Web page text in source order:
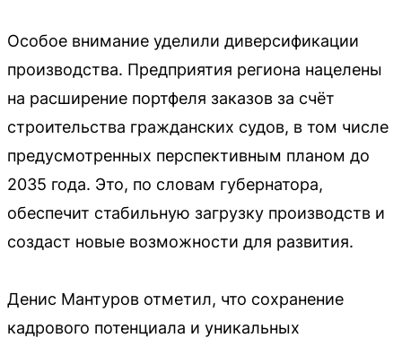
Особое внимание уделили диверсификации
производства. Предприятия региона нацелены
на расширение портфеля заказов за счёт
строительства гражданских судов, в том числе
предусмотренных перспективным планом до
2035 года. Это, по словам губернатора,
обеспечит стабильную загрузку производств и
создаст новые возможности для развития.
Денис Мантуров отметил, что сохранение
кадрового потенциала и уникальных